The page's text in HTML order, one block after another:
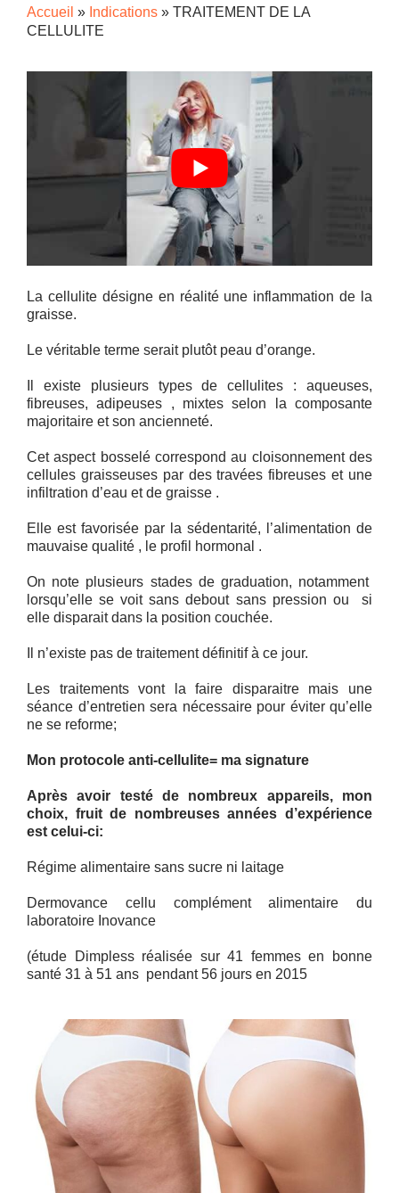
Accueil » Indications » TRAITEMENT DE LA
CELLULITE
La cellulite désigne en réalité une inflammation de la
graisse.
Le véritable terme serait plutôt peau d’orange.
Il existe plusieurs types de cellulites : aqueuses,
fibreuses, adipeuses , mixtes selon la composante
majoritaire et son ancienneté.
Cet aspect bosselé correspond au cloisonnement des
cellules graisseuses par des travées fibreuses et une
infiltration d’eau et de graisse .
Elle est favorisée par la sédentarité, l’alimentation de
mauvaise qualité , le profil hormonal .
On note plusieurs stades de graduation, notamment
lorsqu’elle se voit sans debout sans pression ou si
elle disparait dans la position couchée.
Il n’existe pas de traitement définitif à ce jour.
Les traitements vont la faire disparaitre mais une
séance d’entretien sera nécessaire pour éviter qu’elle
ne se reforme;
Mon protocole anti-cellulite= ma signature
Après avoir testé de nombreux appareils, mon
choix, fruit de nombreuses années d’expérience
est celui-ci:
Régime alimentaire sans sucre ni laitage
Dermovance cellu complément alimentaire du
laboratoire Inovance
(étude Dimpless réalisée sur 41 femmes en bonne
santé 31 à 51 ans pendant 56 jours en 2015